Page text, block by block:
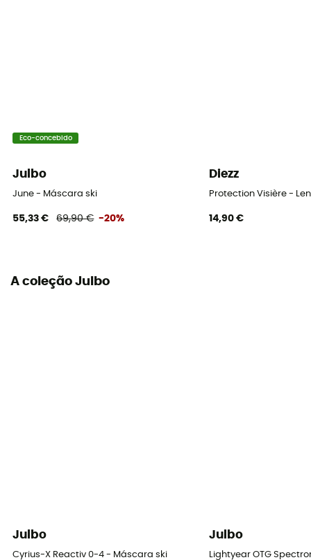
Double
Equipamento de proteção individual
PPE - Category 1
Eco-concebido
Julbo
June - Máscara ski
55,33 € 69,90 € -20%
Diezz
Protection Visière -
14,90 €
A coleção Julbo
Julbo
Cyrius-X Reactiv 0-4 - Máscara ski
Julbo
Lightyear OTG